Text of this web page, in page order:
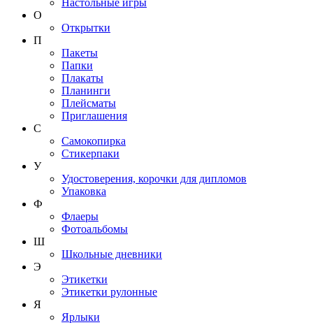
Настольные игры
О
Открытки
П
Пакеты
Папки
Плакаты
Планинги
Плейсматы
Приглашения
С
Самокопирка
Стикерпаки
У
Удостоверения, корочки для дипломов
Упаковка
Ф
Флаеры
Фотоальбомы
Ш
Школьные дневники
Э
Этикетки
Этикетки рулонные
Я
Ярлыки